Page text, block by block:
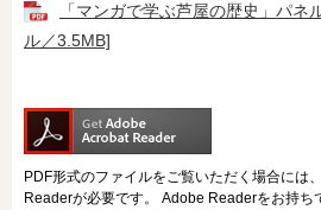
「マンガで学ぶ芦屋の歴史」パネ
ル／3.5MB]
PDF形式のファイルをご覧いただく場合には
Readerが必要です。
Adobe Readerをお持ち